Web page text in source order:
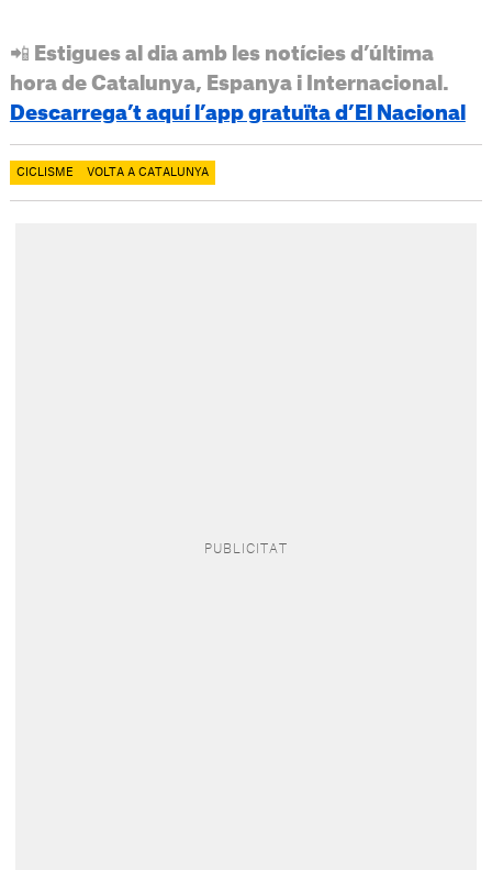
📲 Estigues al dia amb les notícies d’última
hora de Catalunya, Espanya i Internacional.
Descarrega’t aquí l’app gratuïta d’El Nacional
CICLISME VOLTA A CATALUNYA